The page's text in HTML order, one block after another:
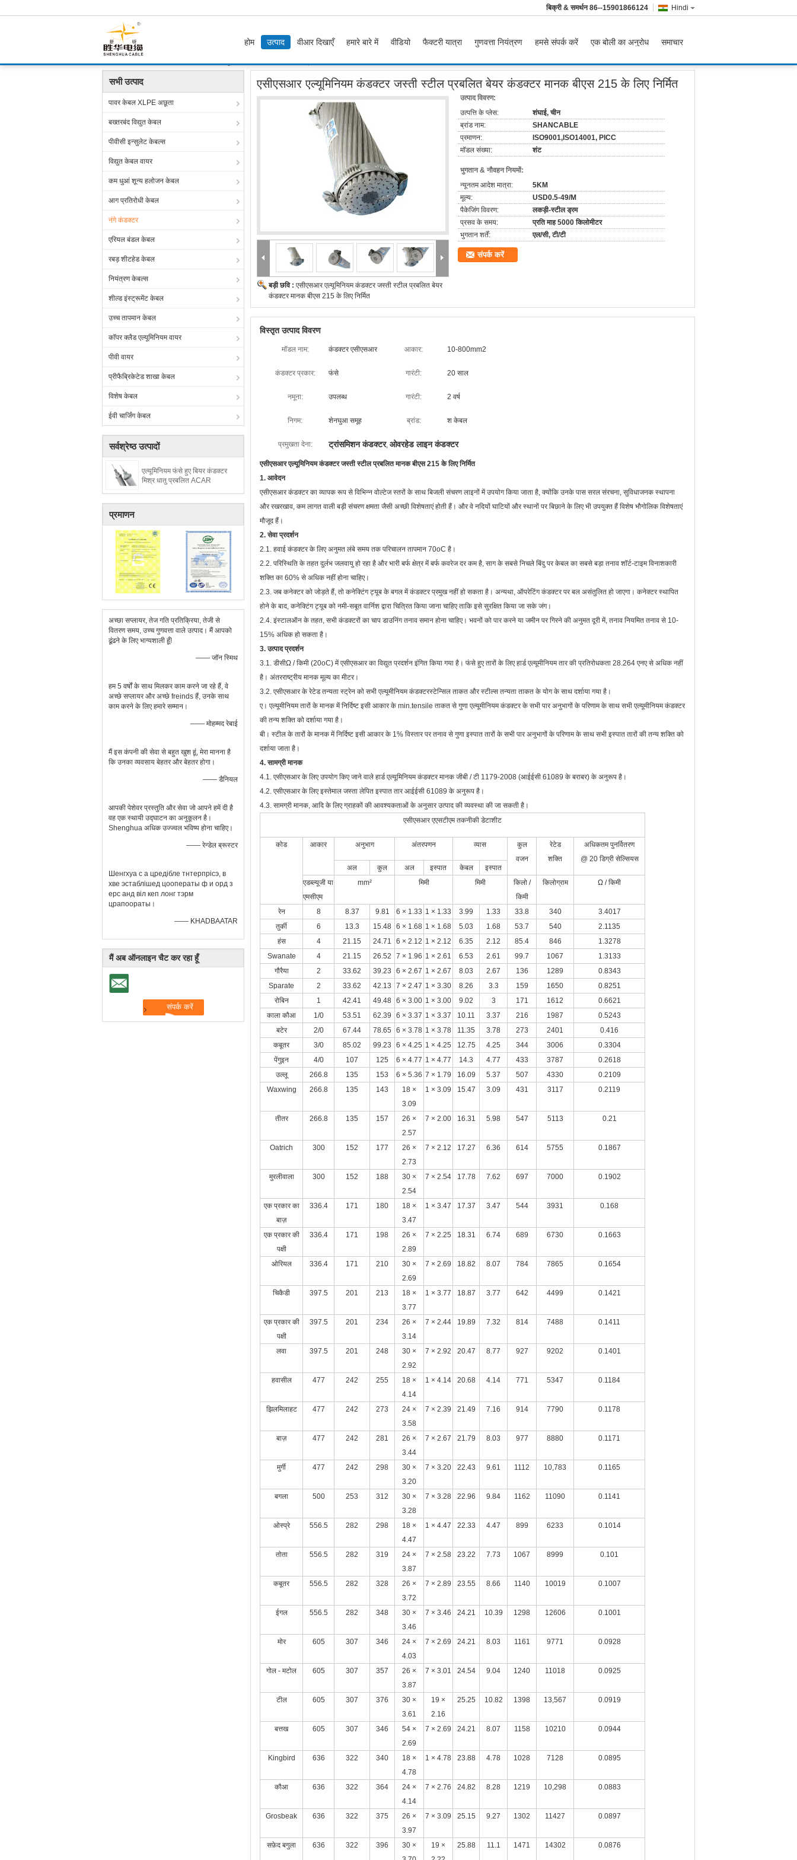
Hindi
बिक्री & समर्थन86--15901866124
होम उत्पाद वीआर दिखाएँ हमारे बारे में वीडियो फैक्टरी यात्रा गुणवत्ता नियंत्रण हमसे संपर्क करें एक बोली का अनुरोध समाचार
होम उत्पाद नंगे कंडक्टर एसीएसआर एल्यूमिनियम कंडक्टर जस्ती स्टील प्रबलित बेयर कंडक्टर मानक बीएस 215 के लिए निर्मित
सभी उत्पाद
पावर केबल XLPE अछूता
बख्तरबंद विद्युत केबल
पीवीसी इन्सुलेट केबल्स
विद्युत केबल वायर
कम धुआं शून्य हलोजन केबल
आग प्रतिरोधी केबल
नंगे कंडक्टर
एरियल बंडल केबल
रबड़ शीटहेड केबल
नियंत्रण केबल्स
शील्ड इंस्ट्रूमेंट केबल
उच्च तापमान केबल
कॉपर क्लैड एल्यूमिनियम वायर
पीवी वायर
प्रीफैब्रिकेटेड शाखा केबल
विशेष केबल
ईवी चार्जिंग केबल
सर्वश्रेष्ठ उत्पादों
एल्यूमिनियम फंसे हुए बियर कंडक्टर
मिश्र धातु प्रबलित ACAR
प्रमाणन
अच्छा सप्लायर, तेज गति प्रतिक्रिया, तेजी से
वितरण समय, उच्च गुणवत्ता वाले उत्पाद। मैं आपको
ढूंढने के लिए भाग्यशाली हूँ!
—— जॉन स्मिथ
हम 5 वर्षों के साथ मिलकर काम करने जा रहे हैं, वे
अच्छे सप्लायर और अच्छे freinds हैं, उनके साथ
काम करने के लिए हमारे सम्मान।
—— मोहम्मद रेबाई
मैं इस कंपनी की सेवा से बहुत खुश हूं, मेरा मानना ​​है
कि उनका व्यवसाय बेहतर और बेहतर होगा।
—— डैनियल
आपकी पेशेवर प्रस्तुति और सेवा जो आपने हमें दी है
वह एक स्थायी उद्घाटन का अनुकूलन है।
Shenghua अधिक उज्ज्वल भविष्य होना चाहिए।
—— रेन्डेल ब्रूस्टर
Шенгхуа с а цредібле тнтерпрісэ, в
хве эстаблішед цооператы ф и орд з
ерс анд віл кеп лонг тэрм
црапоораты।
—— KHADBAATAR
मैं अब ऑनलाइन चैट कर रहा हूँ
एसीएसआर एल्यूमिनियम कंडक्टर जस्ती स्टील प्रबलित बेयर कंडक्टर मानक बीएस 215 के लिए निर्मित
बड़ी छवि : एसीएसआर एल्यूमिनियम कंडक्टर जस्ती स्टील प्रबलित बेयर
कंडक्टर मानक बीएस 215 के लिए निर्मित
उत्पाद विवरण:
उत्पत्ति के प्लेस:
शंघाई, चीन
ब्रांड नाम:
SHANCABLE
प्रमाणन:
ISO9001,ISO14001, PICC
मॉडल संख्या:
शंट
भुगतान & नौवहन नियमों:
न्यूनतम आदेश मात्रा:
5KM
मूल्य:
USD0.5-49/M
पैकेजिंग विवरण:
लकड़ी-स्टील ड्रम
प्रसव के समय:
प्रति माह 5000 किलोमीटर
भुगतान शर्तें:
एल/सी, टी/टी
संपर्क करें
विस्तृत उत्पाद विवरण
मॉडल नाम: कंडक्टर एसीएसआर आकार: 10-800mm2
कंडक्टर प्रकार: फंसे गारंटी: 20 साल
नमूना: उपलब्ध गारंटी: 2 वर्ष
निगम: शेनघुआ समूह ब्रांड: श केबल
प्रमुखता देना: ट्रांसमिशन कंडक्टर, ओवरहेड लाइन कंडक्टर
एसीएसआर एल्यूमिनियम कंडक्टर जस्ती स्टील प्रबलित मानक बीएस 215 के लिए निर्मित
1. आवेदन
एसीएसआर कंडक्टर का व्यापक रूप से विभिन्न वोल्टेज स्तरों के साथ बिजली संचरण लाइनों में उपयोग किया जाता है, क्योंकि उनके पास सरल संरचना, सुविधाजनक स्थापना
और रखरखाव, कम लागत वाली बड़ी संचरण क्षमता जैसी अच्छी विशेषताएं होती हैं। और वे नदियों घाटियों और स्थानों पर बिछाने के लिए भी उपयुक्त हैं विशेष भौगोलिक विशेषताएं
मौजूद हैं।
2. सेवा प्रदर्शन
2.1. हवाई कंडक्टर के लिए अनुमत लंबे समय तक परिचालन तापमान 70oC है।
2.2. परिस्थिति के तहत दुर्लभ जलवायु हो रहा है और भारी बर्फ क्षेत्र में बर्फ कवरेज दर कम है, साग के सबसे निचले बिंदु पर केबल का सबसे बड़ा तनाव शॉर्ट-टाइम विनाशकारी
शक्ति का 60% से अधिक नहीं होना चाहिए।
2.3. जब कनेक्टर को जोड़ते हैं, तो कनेक्टिंग ट्यूब के बगल में कंडक्टर प्रमुख नहीं हो सकता है। अन्यथा, ऑपरेटिंग कंडक्टर पर बल असंतुलित हो जाएगा। कनेक्टर स्थापित
होने के बाद, कनेक्टिंग ट्यूब को नमी-सबूत वार्निश द्वारा चित्रित किया जाना चाहिए ताकि इसे सुरक्षित किया जा सके जंग।
2.4. इंस्टालऑन के तहत, सभी कंडक्टरों का चाप डाउनिंग तनाव समान होना चाहिए। भवनों को पार करने या जमीन पर गिरने की अनुमत दूरी में, तनाव नियमित तनाव से 10-
15% अधिक हो सकता है।
3. उत्पाद प्रदर्शन
3.1. डीसीΩ / किमी (20oC) में एसीएसआर का विद्युत प्रदर्शन इंगित किया गया है। फंसे हुए तारों के लिए हार्ड एल्यूमीनियम तार की प्रतिरोधकता 28.264 एनए से अधिक नहीं
है। अंतरराष्ट्रीय मानक मूल्य का मीटर।
3.2. एसीएसआर के रेटेड तन्यता स्ट्रेन को सभी एल्यूमीनियम कंडक्टरस्टेन्सिल ताकत और स्टील्स तन्यता ताकत के योग के साथ दर्शाया गया है।
ए। एल्यूमीनियम तारों के मानक में निर्दिष्ट इसी आकार के min.tensile ताकत से गुणा एल्यूमीनियम कंडक्टर के सभी पार अनुभागों के परिणाम के साथ सभी एल्यूमीनियम कंडक्टर
की तन्य शक्ति को दर्शाया गया है।
बी। स्टील के तारों के मानक में निर्दिष्ट इसी आकार के 1% विस्तार पर तनाव से गुणा इस्पात तारों के सभी पार अनुभागों के परिणाम के साथ सभी इस्पात तारों की तन्य शक्ति को
दर्शाया जाता है।
4. सामग्री मानक
4.1. एसीएसआर के लिए उपयोग किए जाने वाले हार्ड एल्यूमिनियम कंडक्टर मानक जीबी / टी 1179-2008 (आईईसी 61089 के बराबर) के अनुरूप है।
4.2. एसीएसआर के लिए इस्तेमाल जस्ता लेपित इस्पात तार आईईसी 61089 के अनुरूप है।
4.3. सामग्री मानक, आदि के लिए ग्राहकों की आवश्यकताओं के अनुसार उत्पाद की व्यवस्था की जा सकती है।
एसीएसआर एएसटीएम तकनीकी डेटाशीट
कोड आकार अनुभाग अंतरपणन व्यास
कुल
वजन
रेटेड
शक्ति
अधिकतम पुनर्वितरण
@ 20 डिग्री सेल्सियस
अल
कुल अल इस्पात केबल
इस्पात
एडब्ल्यूजी या
एमसीएम
mm² मिमी मिमी
किलो /
किमी
किलोग्राम Ω / किमी
रेन 8 8.37 9.81 6 × 1.33 1 × 1.33 3.99 1.33 33.8 340
3.4017
तुर्की
6 13.3 15.48 6 × 1.68 1 × 1.68 5.03 1.68 53.7 540
2.1135
हंस
4 21.15 24.71 6 × 2.12 1 × 2.12 6.35 2.12 85.4 846
1.3278
Swanate
4 21.15 26.52 7 × 1.96 1 × 2.61 6.53 2.61 99.7 1067
1.3133
गौरैया
2 33.62 39.23 6 × 2.67 1 × 2.67 8.03 2.67 136 1289
0.8343
Sparate
2 33.62 42.13 7 × 2.47 1 × 3.30 8.26 3.3 159 1650
0.8251
रोबिन
1 42.41 49.48 6 × 3.00 1 × 3.00 9.02 3 171 1612
0.6621
काला कौआ
1/0 53.51 62.39 6 × 3.37 1 × 3.37 10.11 3.37 216 1987
0.5243
बटेर
2/0 67.44 78.65 6 × 3.78 1 × 3.78 11.35 3.78 273 2401
0.416
कबूतर
3/0 85.02 99.23 6 × 4.25 1 × 4.25 12.75 4.25 344 3006
0.3304
पेंगुइन
4/0 107 125 6 × 4.77 1 × 4.77 14.3 4.77 433 3787
0.2618
उल्लू
266.8 135 153 6 × 5.36 7 × 1.79 16.09 5.37 507 4330
0.2109
Waxwing
266.8 135 143
18 ×
3.09
1 × 3.09 15.47 3.09 431 3117 0.2119
तीतर 266.8 135 157
26 ×
2.57
7 × 2.00 16.31 5.98 547 5113 0.21
Oatrich 300 152 177
26 ×
2.73
7 × 2.12 17.27 6.36 614 5755 0.1867
मुरलीवाला 300 152 188
30 ×
2.54
7 × 2.54 17.78 7.62 697 7000 0.1902
एक प्रकार का
बाज़
336.4 171 180
18 ×
3.47
1 × 3.47 17.37 3.47 544 3931 0.168
एक प्रकार की
पक्षी
336.4 171 198
26 ×
2.89
7 × 2.25 18.31 6.74 689 6730 0.1663
ओरियल 336.4 171 210
30 ×
2.69
7 × 2.69 18.82 8.07 784 7865 0.1654
चिकैडी 397.5 201 213
18 ×
3.77
1 × 3.77 18.87 3.77 642 4499 0.1421
एक प्रकार की
पक्षी
397.5 201 234
26 ×
3.14
7 × 2.44 19.89 7.32 814 7488 0.1411
लवा 397.5 201 248
30 ×
2.92
7 × 2.92 20.47 8.77 927 9202 0.1401
हवासील 477 242 255
18 ×
4.14
1 × 4.14 20.68 4.14 771 5347 0.1184
झिलमिलाहट 477 242 273
24 ×
3.58
7 × 2.39 21.49 7.16 914 7790 0.1178
बाज़ 477 242 281
26 ×
3.44
7 × 2.67 21.79 8.03 977 8880 0.1171
मुर्गी 477 242 298
30 ×
3.20
7 × 3.20 22.43 9.61 1112 10,783 0.1165
बगला 500 253 312
30 ×
3.28
7 × 3.28 22.96 9.84 1162 11090 0.1141
ओस्प्रे 556.5 282 298
18 ×
4.47
1 × 4.47 22.33 4.47 899 6233 0.1014
तोता 556.5 282 319
24 ×
3.87
7 × 2.58 23.22 7.73 1067 8999 0.101
कबूतर 556.5 282 328
26 ×
3.72
7 × 2.89 23.55 8.66 1140 10019 0.1007
ईगल 556.5 282 348
30 ×
3.46
7 × 3.46 24.21 10.39 1298 12606 0.1001
मोर 605 307 346
24 ×
4.03
7 × 2.69 24.21 8.03 1161 9771 0.0928
गोल - मटोल 605 307 357
26 ×
3.87
7 × 3.01 24.54 9.04 1240 11018 0.0925
टील 605 307 376
30 ×
3.61
19 ×
2.16
25.25 10.82 1398 13,567 0.0919
बत्तख 605 307 346
54 ×
2.69
7 × 2.69 24.21 8.07 1158 10210 0.0944
Kingbird 636 322 340
18 ×
4.78
1 × 4.78 23.88 4.78 1028 7128 0.0895
कौआ 636 322 364
24 ×
4.14
7 × 2.76 24.82 8.28 1219 10,298 0.0883
Grosbeak 636 322 375
26 ×
3.97
7 × 3.09 25.15 9.27 1302 11427 0.0897
सफ़ेद बगुला 636 322 396
30 ×
19 ×
25.88 11.1 1471 14302 0.0876